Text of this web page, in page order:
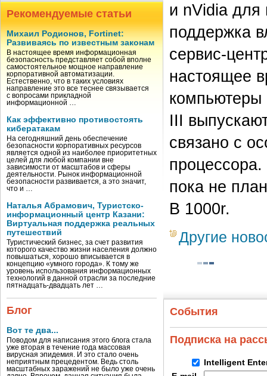
Рекомендуемые статьи
Михаил Родионов, Fortinet:
Развиваясь по известным законам
В настоящее время информационная
безопасность представляет собой вполне
самостоятельное мощное направление
корпоративной автоматизации.
Естественно, что в таких условиях
направление это все теснее связывается
с вопросами прикладной
информационной …
Как эффективно противостоять
кибератакам
На сегодняшний день обеспечение
безопасности корпоративных ресурсов
является одной из наиболее приоритетных
целей для любой компании вне
зависимости от масштабов и сферы
деятельности. Рынок информационной
безопасности развивается, а это значит,
что и …
Наталья Абрамович, Туристско-
информационный центр Казани:
Виртуальная поддержка реальных
путешествий
Туристический бизнес, за счет развития
которого качество жизни населения должно
повышаться, хорошо вписывается в
концепцию «умного города». К тому же
уровень использования информационных
технологий в данной отрасли за последние
пятнадцать-двадцать лет …
Блог
Вот те два...
Поводом для написания этого блога стала
уже вторая в течение года массовая
вирусная эпидемия. И это стало очень
неприятным прецедентом. Ведь столь
масштабных заражений не было уже очень
и nVidia для
поддержка
сервис-
настоящее
компьютеры
III
связано с
пока не
B 1000r.
Другие
События
Подписка на
Intelligent